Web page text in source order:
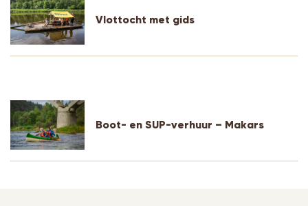
Vlottocht met gids
Boot- en SUP-verhuur – Makars